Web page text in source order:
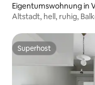
Eigentumswohnung in
Altstadt, hell, ruhig,
Superhost
Superhost